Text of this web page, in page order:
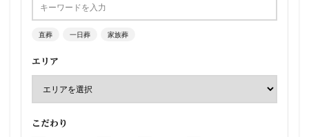
直葬 一日葬 家族葬
エリア
こだわり